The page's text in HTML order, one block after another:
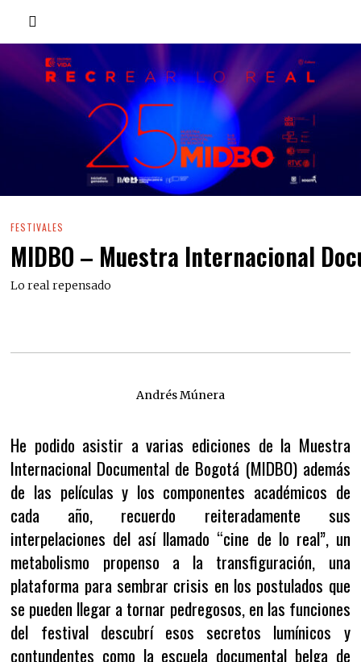
FESTIVALES
MIDBO – Muestra Internacional
Lo real repensado
Andrés Múnera
He podido asistir a varias ediciones de la Muestra
Internacional Documental de Bogotá (MIDBO) además
de las películas y los componentes académicos de
cada año, recuerdo reiteradamente sus
interpelaciones del así llamado “cine de lo real”, un
metabolismo propenso a la transfiguración, una
plataforma para sembrar crisis en los postulados que
se pueden llegar a tornar pedregosos, en las funciones
del festival descubrí esos secretos lumínicos y
contundentes como la escuela documental belga de